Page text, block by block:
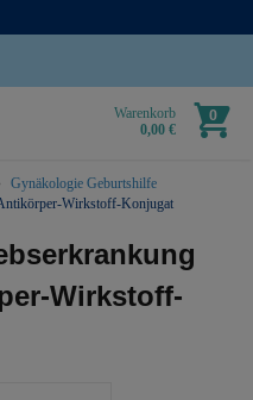
Warenkorb
0,00 €
0
Gynäkologie Geburtshilfe
Wirkstoff-Konjugat
Wirkstoff-